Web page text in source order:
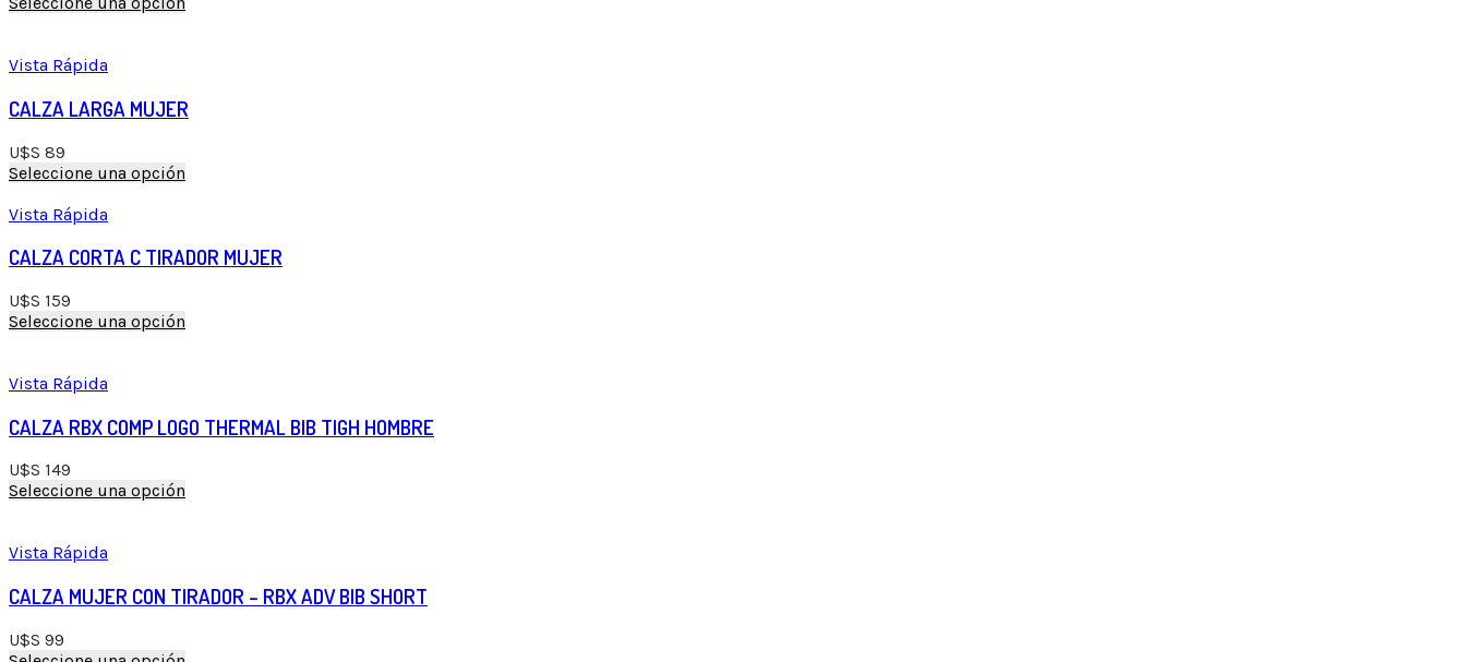
Vista Rápida
CALZA LARGA MUJER
U$S 89
Seleccione una opción
Vista Rápida
CALZA CORTA C TIRADOR MUJER
U$S 159
Seleccione una opción
Vista Rápida
CALZA RBX COMP LOGO THERMAL BIB TIGH HOMBRE
U$S 149
Seleccione una opción
Vista Rápida
CALZA MUJER CON TIRADOR – RBX ADV BIB SHORT
U$S 99